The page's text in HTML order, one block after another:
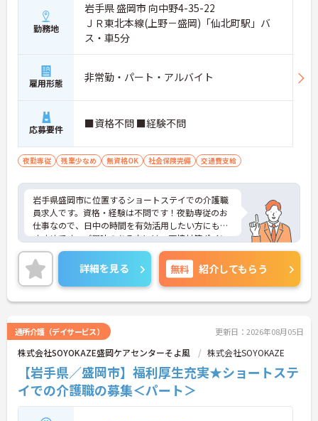
勤務地
岩手県 盛岡市 向中野4-35-22
ＪＲ東北本線(上野－盛岡)「仙北町駅」バ
ス・車5分
雇用形態 非常勤・パート・アルバイト
応募要件 ■資格不問 ■経験不問
夜勤専従 残業少なめ 無資格OK 社会保険完備 交通費支給
岩手県盛岡市に位置するショートステイでの介護職
員求人です。資格・経験は不問です！夜勤専従のお
仕事なので、日中の時間を有効活用したい方にもお
すすめです。ご興味のある方には、面接対策ポイン
ト等、さらに詳細をお話ししますのでお気軽にご相
談ください！詳細を見る 無料 紹介してもらう
通所介護（デイサービス） 更新日：2026年08月05日
株式会社SOYOKAZE盛岡ケアセンターそよ風 株式会社SOYOKAZE
【岩手県／盛岡市】福利厚生充実★ショートステ
イでの介護職の募集＜パート＞